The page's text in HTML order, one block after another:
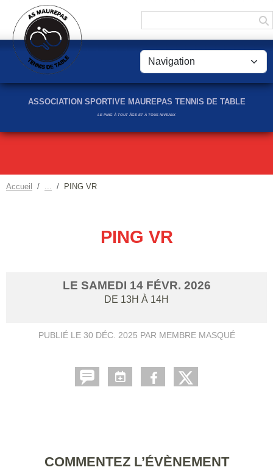
ASSOCIATION SPORTIVE MAUREPAS TENNIS DE TABLE
LE PING À TOUT ÂGE ET À TOUS NIVEAUX
Accueil PING VR
PING VR
LE SAMEDI 14 FÉVR. 2026
DE 13H À 14H
PUBLIÉ LE 30 DÉC. 2025 PAR MEMBRE MASQUÉ
COMMENTEZ L’ÉVÈNEMENT
Panneau de gestion des cookies